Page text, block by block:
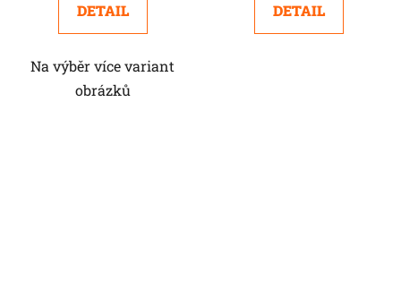
DETAIL
Na výběr více variant
obrázků
DETAIL